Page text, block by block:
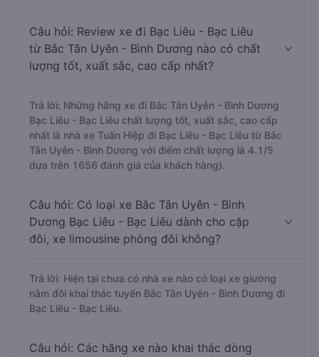
Câu hỏi: Review xe đi Bạc Liêu - Bạc Liêu
từ Bắc Tân Uyên - Bình Dương nào có chất
lượng tốt, xuất sắc, cao cấp nhất?
Trả lời: Những hãng xe đi Bắc Tân Uyên - Bình Dương
Bạc Liêu - Bạc Liêu chất lượng tốt, xuất sắc, cao cấp
nhất là nhà xe Tuấn Hiệp đi Bạc Liêu - Bạc Liêu từ Bắc
Tân Uyên - Bình Dương với điểm chất lượng là 4.1/5
dựa trên 1656 đánh giá của khách hàng).
Câu hỏi: Có loại xe Bắc Tân Uyên - Bình
Dương Bạc Liêu - Bạc Liêu dành cho cặp
đôi, xe limousine phòng đôi không?
Trả lời: Hiện tại chưa có nhà xe nào có loại xe giường
nằm đôi khai thác tuyến Bắc Tân Uyên - Bình Dương đi
Bạc Liêu - Bạc Liêu.
Câu hỏi: Các hãng xe nào khai thác dòng